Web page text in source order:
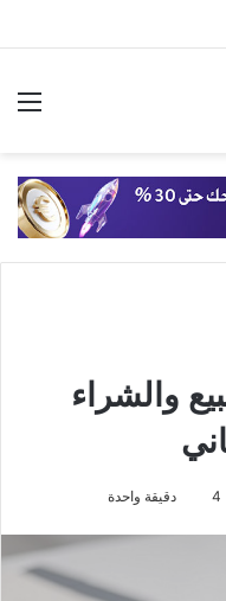
والشراء
4 دقيقة واحدة